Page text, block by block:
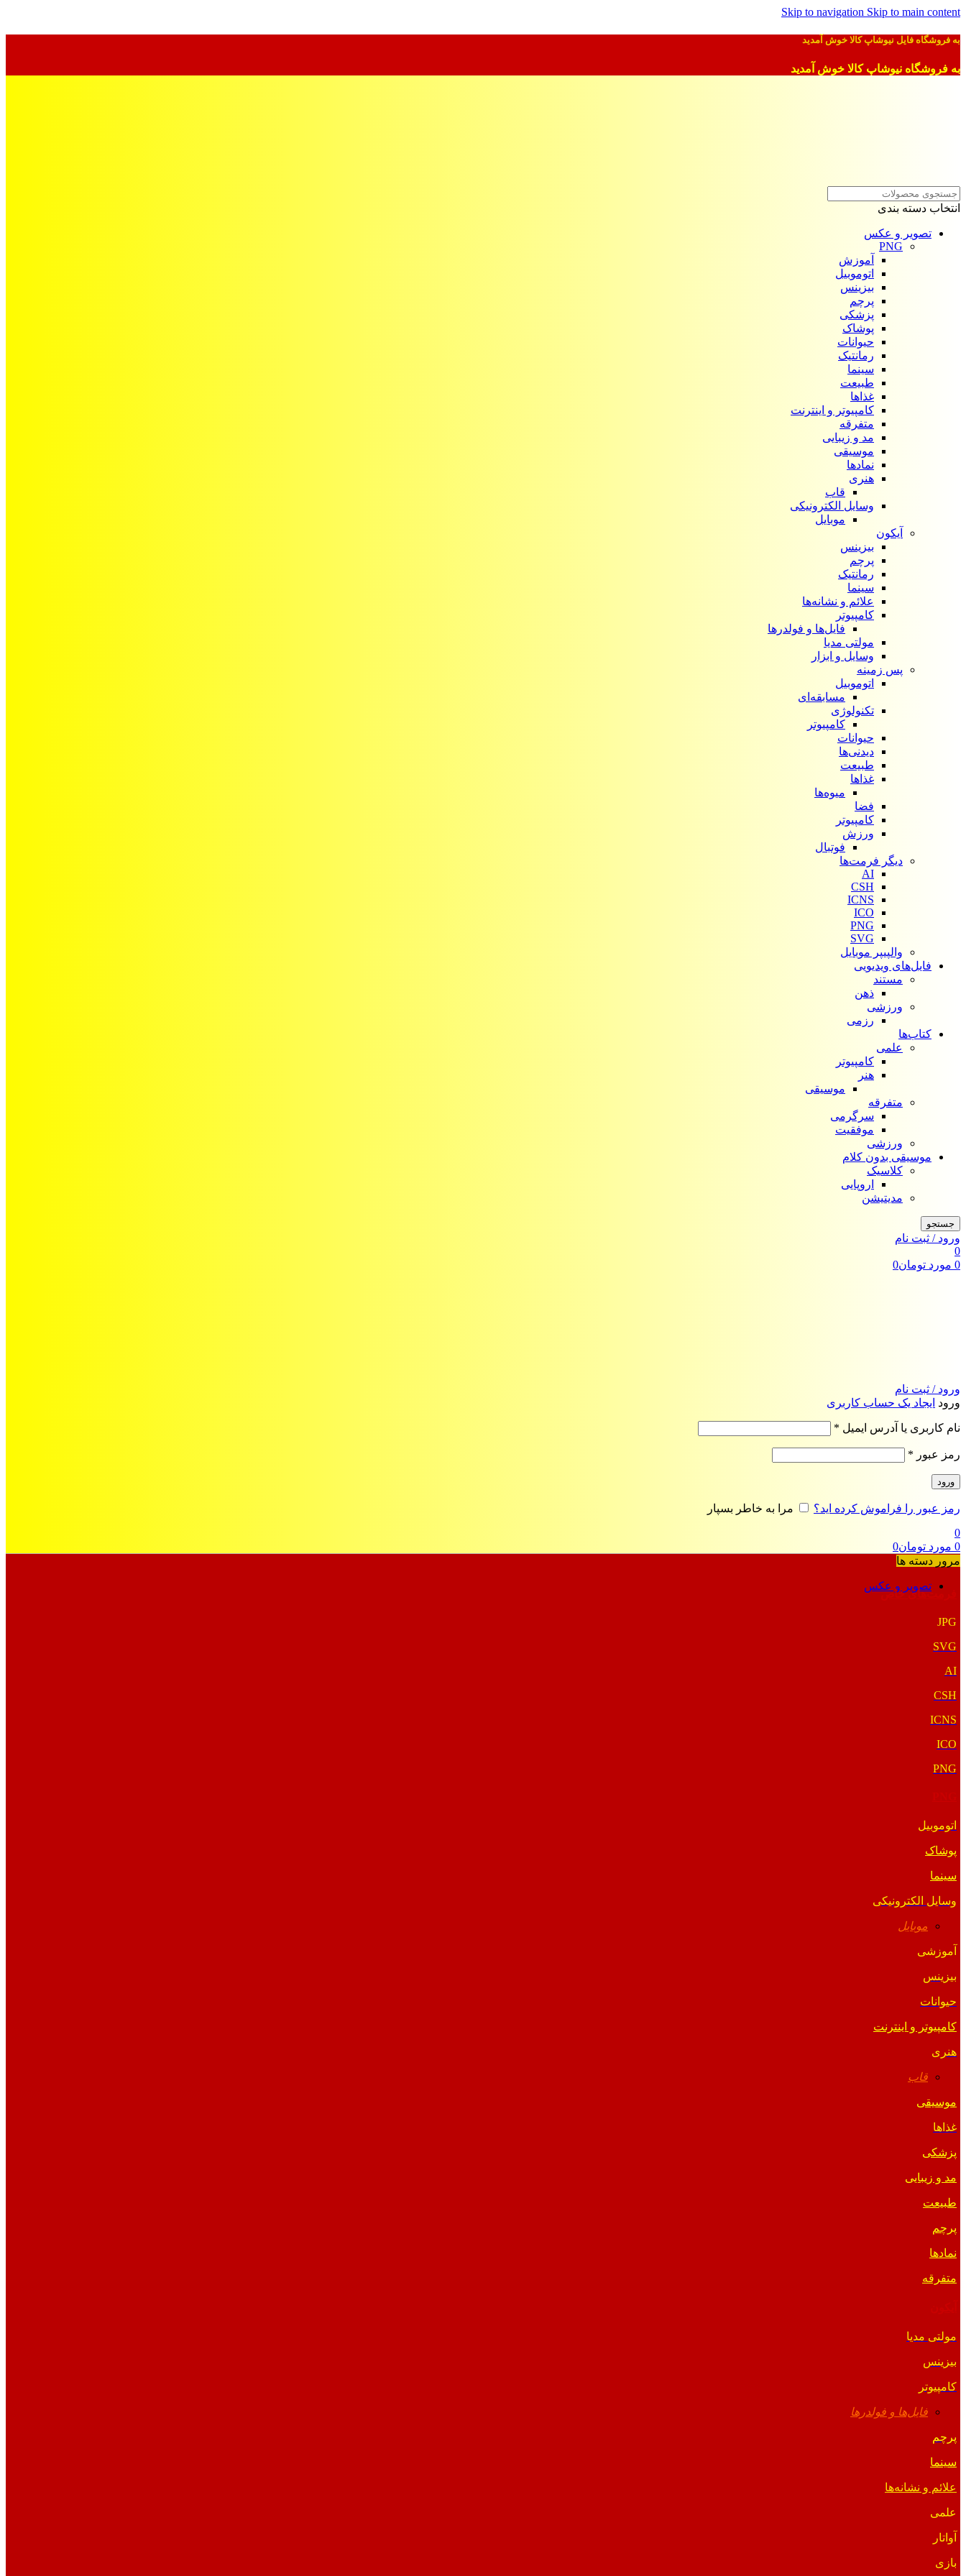
Skip to navigation Skip to main content
به فروشگاه فایل نیوشاپ کالا خوش آمدید
به فروشگاه نیوشاپ کالا خوش آمدید
انتخاب دسته بندی
تصویر و عکس
PNG
آموزش
اتوموبیل
بیزینس
پرچم
پزشکی
پوشاک
حیوانات
رمانتیک
سینما
طبیعت
غذاها
کامپیوتر و اینترنت
متفرقه
مد و زیبایی
موسیقی
نمادها
هنری
قاب
وسایل الکترونیکی
موبایل
آیکون‌
بیزینس
پرچم
رمانتیک
سینما
علائم و نشانه‌ها
کامپیوتر
فایل‌ها و فولدرها
مولتی مدیا
وسایل و ابزار
پس زمینه
اتوموبیل
مسابقه‌ای
تکنولوژی
کامپیوتر
حیوانات
دیدنی‌ها
طبیعت
غذاها
میوه‌ها
فضا
کامپیوتر
ورزش
فوتبال
دیگر فرمت‌ها
AI
CSH
ICNS
ICO
PNG
SVG
والپیپر موبایل
فایل‌های ویدیویی
مستند
ذهن
ورزشی
رزمی
کتاب‌ها
علمی
کامپیوتر
هنر
موسیقی
متفرقه
سرگرمی
موفقیت
ورزشی
موسیقی بدون کلام
کلاسیک
اروپایی
مدیتیشن
جستجو
ورود / ثبت نام
0
0 مورد تومان0
ورود / ثبت نام
ورود ایجاد یک حساب کاربری
نام کاربری یا آدرس ایمیل *
رمز عبور *
ورود
رمز عبور را فراموش کرده اید؟
مرا به خاطر بسپار
0
0 مورد تومان0
مرور دسته ها
تصویر و عکس
فرمت‌های خاص
JPG
SVG
AI
CSH
ICNS
ICO
PNG
اتوموبیل
پوشاک
سینما
وسایل الکترونیکی
موبایل
آموزشی
بیزینس
حیوانات
کامپیوتر و اینترنت
هنری
قاب
موسیقی
غذاها
پزشکی
مد و زیبایی
طبیعت
پرچم
نمادها
متفرقه
مولتی مدیا
بیزینس
کامپیوتر
فایل‌ها و فولدرها
پرچم
سینما
علائم و نشانه‌ها
علمی
آواتار
بازی